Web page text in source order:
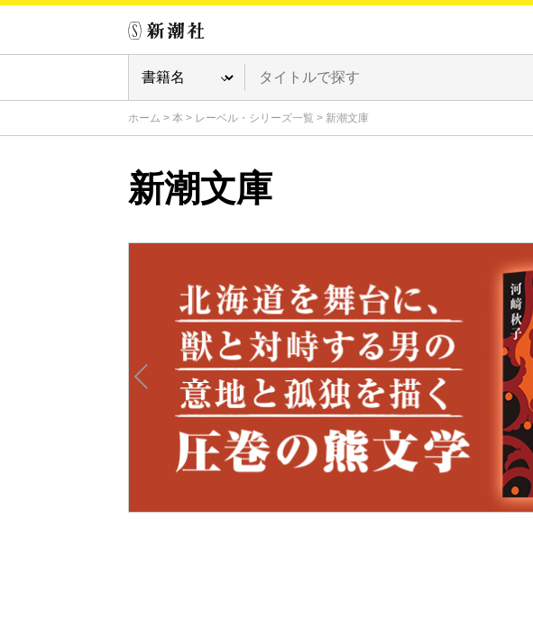
ホーム > 本 > レーベル・シリーズ一覧 > 新潮文庫
新潮文庫